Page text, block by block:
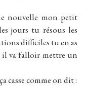
nouvelle mon petit
jours tu résous les
difficiles tu en as
il va falloir mettre un
casse comme on dit :